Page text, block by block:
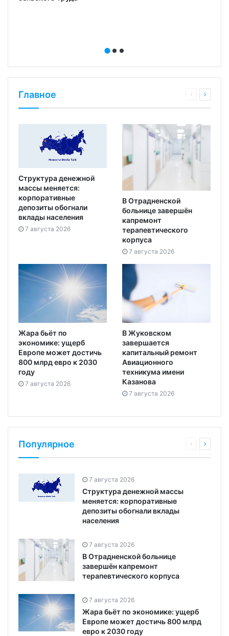
Главное
Структура денежной
массы меняется:
корпоративные
депозиты обогнали
вклады населения
7 августа 2026
В Отрадненской
больнице завершён
капремонт
терапевтического
корпуса
7 августа 2026
Жара бьёт по
экономике: ущерб
Европе может достичь
800 млрд евро к 2030
году
7 августа 2026
В Жуковском
завершается
капитальный ремонт
Авиационного
техникума имени
Казанова
7 августа 2026
Популярное
7 августа 2026
Структура денежной массы
меняется: корпоративные
депозиты обогнали вклады
населения
7 августа 2026
В Отрадненской больнице
завершён капремонт
терапевтического корпуса
7 августа 2026
Жара бьёт по экономике: ущерб
Европе может достичь 800 млрд
евро к 2030 году